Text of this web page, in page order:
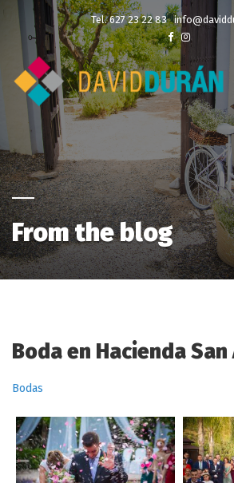
Tel. 627 23 22 83
From the blog
Boda en Hacienda
Bodas